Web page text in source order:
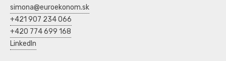
simona@euroekonom.sk
+421 907 234 066
+420 774 699 168
LinkedIn